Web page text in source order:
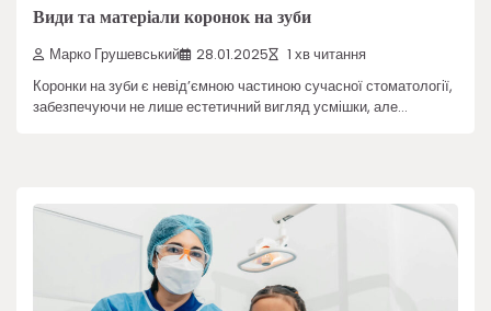
Види та матеріали коронок на зуби
Марко Грушевський 28.01.2025 1 хв читання
Коронки на зуби є невід’ємною частиною сучасної стоматології,
забезпечуючи не лише естетичний вигляд усмішки, але…